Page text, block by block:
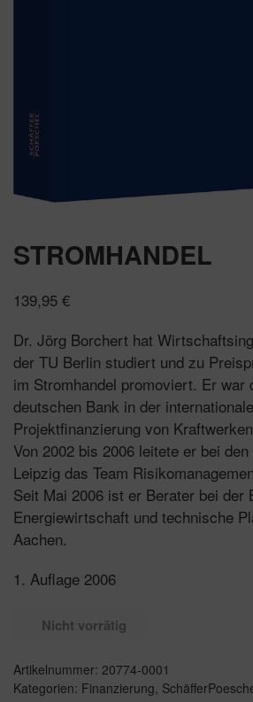
STROMHANDEL
139,95 €
Dr. Jörg Borchert hat
der TU Berlin studiert und zu
im Stromhandel promoviert. Er war
deutschen Bank in der
Projektfinanzierung von
Von 2002 bis 2006 leitete er bei
Leipzig das Team
Seit Mai 2006 ist er Berater bei der
Energiewirtschaft und technische
Aachen.
1. Auflage 2006
Nicht vorrätig
Artikelnummer: 20774-0001
Kategorien: Finanzierung